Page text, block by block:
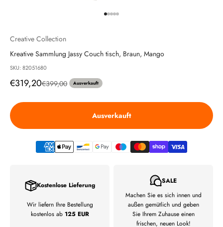
Creative Collection
Kreative Sammlung Jassy Couch tisch, Braun, Mango
SKU: 82051680
Angebot
€319,20Regulärer Preis
€399,00 Ausverkauft
Ausverkauft
Kostenlose Lieferung
Wir liefern Ihre Bestellung
kostenlos ab 125 EUR
SALE
Machen Sie es sich innen und
außen gemütlich und geben
Sie Ihrem Zuhause einen
frischen, neuen Look!